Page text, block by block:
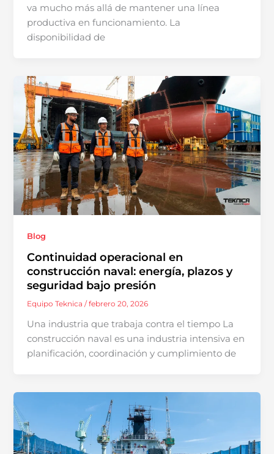
va mucho más allá de mantener una línea
productiva en funcionamiento. La
disponibilidad de
Blog
Continuidad operacional en
construcción naval: energía, plazos y
seguridad bajo presión
Equipo Teknica/febrero 20, 2026
Una industria que trabaja contra el tiempo La
construcción naval es una industria intensiva en
planificación, coordinación y cumplimiento de